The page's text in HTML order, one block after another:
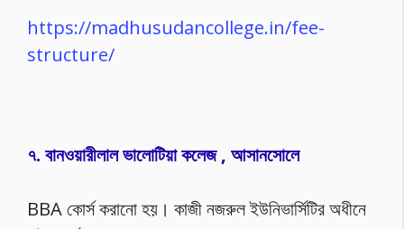
https://madhusudancollege.in/fee-
structure/
৭. বানওয়ারীলাল ভালোটিয়া কলেজ , আসানসোলে
BBA কোর্স করানো হয়। কাজী নজরুল ইউনিভার্সিটির অধীনে